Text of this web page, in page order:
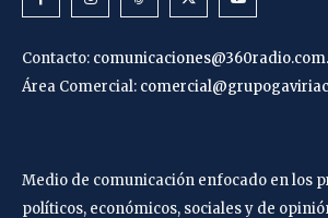
Contacto:
Área Comercial:
Medio de comunicación enfocado en los
políticos, económicos, sociales y de